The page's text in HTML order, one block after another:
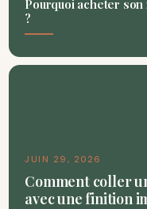
Pourquoi acheter
?
JUIN 29, 2026
Comment coller
avec une finition